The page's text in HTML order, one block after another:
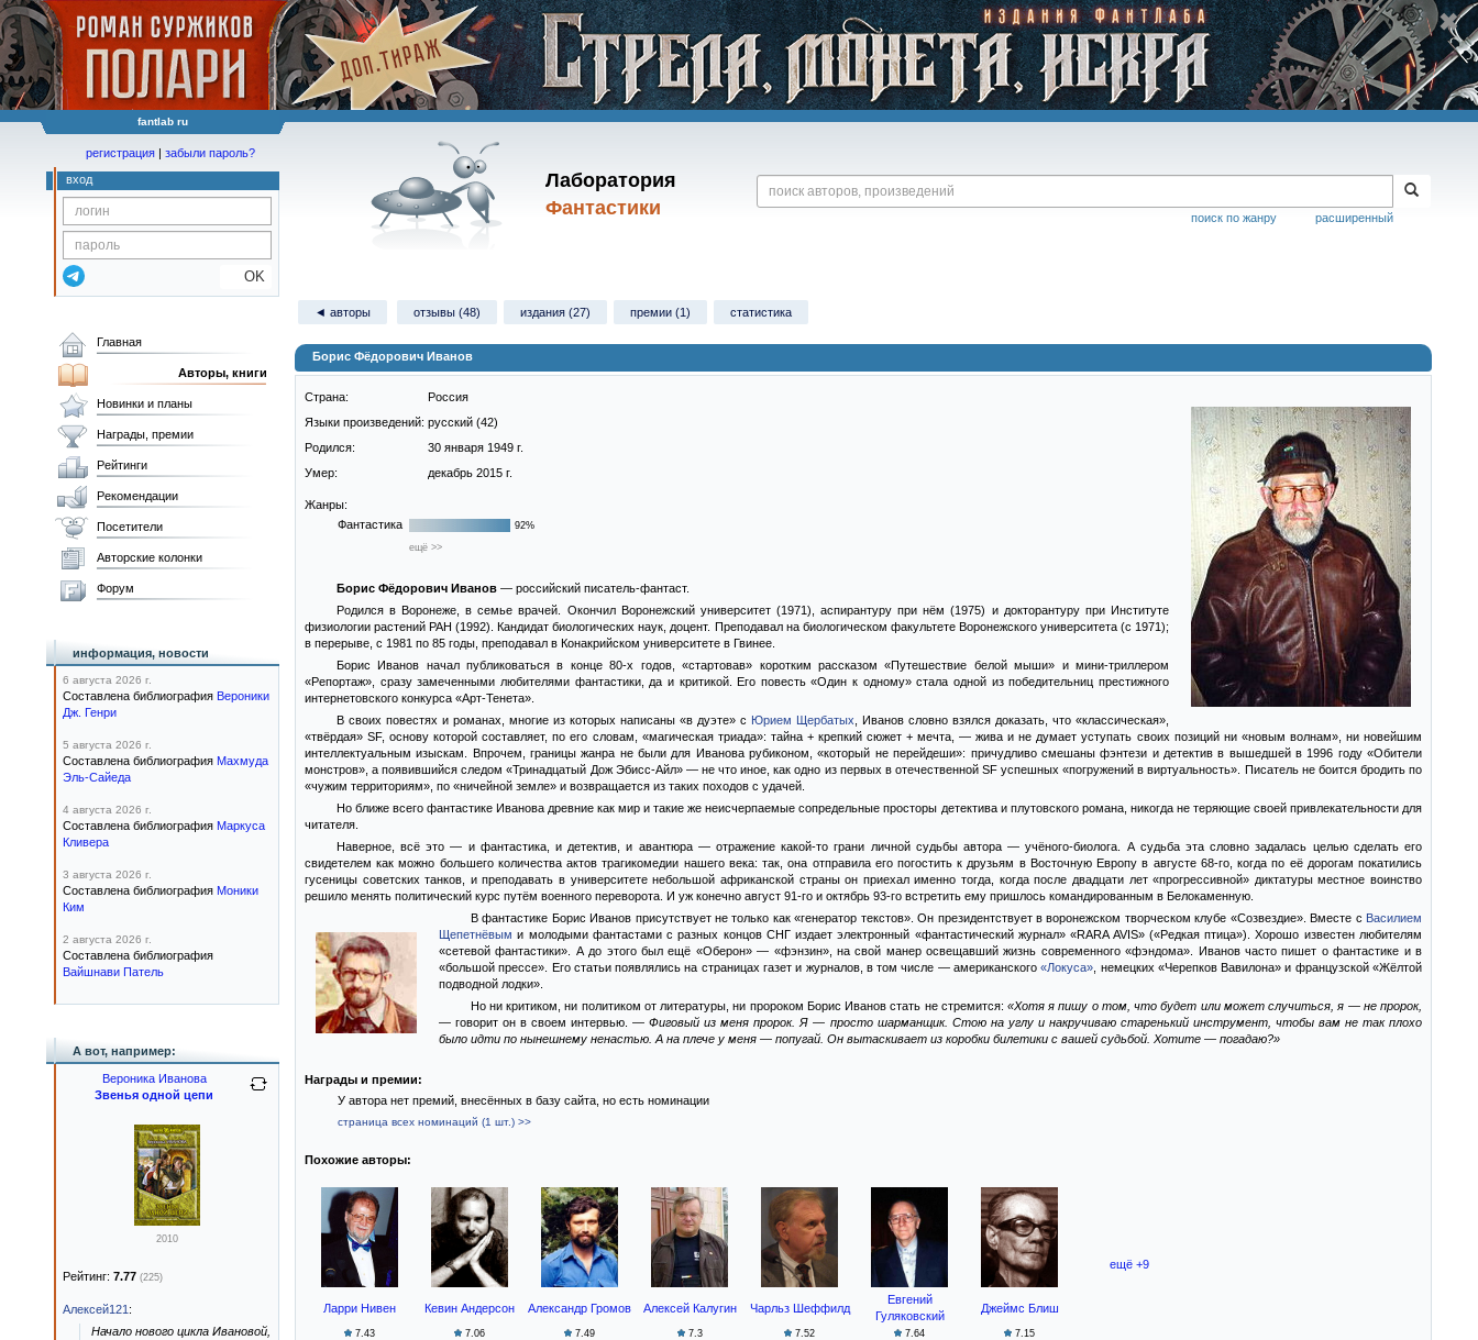
fantlab ru
Лаборатория
Фантастики
расширенный
поиск по жанру
регистрация | забыли пароль?
вход
OK
◄ авторы отзывы (48) издания (27) премии (1) статистика
Борис Фёдорович Иванов
Страна:
Россия
Языки произведений: русский (42)
Родился:
30 января 1949 г.
Умер:
декабрь 2015 г.
Жанры:
Фантастика
92%
ещё >>
Борис Фёдорович Иванов— российский писатель-фантаст.
Родился в Воронеже, в семье врачей. Окончил Воронежский университет (1971), аспирантуру при нём (1975) и докторантуру при Институте
физиологии растений РАН (1992). Кандидат биологических наук, доцент. Преподавал на биологическом факультете Воронежского университета (с 1971);
в перерыве, с 1981 по 85 годы, преподавал в Конакрийском университете в Гвинее.
Борис Иванов начал публиковаться в конце 80-х годов, «стартовав» коротким рассказом «Путешествие белой мыши» и мини-триллером
«Репортаж», сразу замеченными любителями фантастики, да и критикой. Его повесть «Один к одному» стала одной из победительниц престижного
интернетовского конкурса «Арт-Тенета».
В своих повестях и романах, многие из которых написаны «в дуэте» с Юрием Щербатых , Иванов словно взялся доказать, что «классическая»,
«твёрдая» SF, основу которой составляет, по его словам, «магическая триада»: тайна + крепкий сюжет + мечта, — жива и не думает уступать своих позиций ни «новым волнам», ни новейшим
интеллектуальным изыскам. Впрочем, границы жанра не были для Иванова рубиконом, «который не перейдеши»: причудливо смешаны фэнтези и детектив в вышедшей в 1996 году «Обители
монстров», а появившийся следом «Тринадцатый Дож Эбисс-Айл» — не что иное, как одно из первых в отечественной SF успешных «погружений в виртуальность». Писатель не боится бродить по
«чужим территориям», по «ничейной земле» и возвращается из таких походов с удачей.
Но ближе всего фантастике Иванова древние как мир и такие же неисчерпаемые сопредельные просторы детектива и плутовского романа, никогда не теряющие своей привлекательности для
читателя.
Наверное, всё это — и фантастика, и детектив, и авантюра — отражение какой-то грани личной судьбы автора — учёного-биолога. А судьба эта словно задалась целью сделать его
свидетелем как можно большего количества актов трагикомедии нашего века: так, она отправила его погостить к друзьям в Восточную Европу в августе 68-го, когда по её дорогам покатились
гусеницы советских танков, и преподавать в университете небольшой африканской страны он приехал именно тогда, когда после двадцати лет «прогрессивной» диктатуры местное воинство
решило менять политический курс путём военного переворота. И уж конечно август 91-го и октябрь 93-го встретить ему пришлось командированным в Белокаменную.
В фантастике Борис Иванов присутствует не только как «генератор текстов». Он президентствует в воронежском творческом клубе «Созвездие». Вместе с Василием
Щепетнёвым и молодыми фантастами с разных концов СНГ издает электронный «фантастический журнал» «RARA AVIS» («Редкая птица»). Хорошо известен любителям
«сетевой фантастики». А до этого был ещё «Оберон» — «фэнзин», на свой манер освещавший жизнь современного «фэндома». Иванов часто пишет о фантастике и в
«большой прессе». Его статьи появлялись на страницах газет и журналов, в том числе — американского«Локуса» , немецких «Черепков Вавилона» и французской «Жёлтой
подводной лодки».
Но ни критиком, ни политиком от литературы, ни пророком Борис Иванов стать не стремится:«Хотя я пишу о том, что будет или может случиться, я — не пророк,
— говорит он в своем интервью. —Фиговый из меня пророк. Я — просто шарманщик. Стою на углу и накручиваю старенький инструмент, чтобы вам не так плохо
было идти по нынешнему ненастью. А на плече у меня — попугай. Он вытаскивает из коробки билетики с вашей судьбой. Хотите — погадаю?»
Награды и премии:
У автора нет премий, внесённых в базу сайта, но есть номинации
страница всех номинаций (1 шт.) >>
Похожие авторы:
Ларри Нивен
7.43
Кевин Андерсон
7.06
Александр Громов
7.49
Алексей Калугин
7.3
Чарльз Шеффилд
7.52
Евгений
Гуляковский
7.64
Джеймс Блиш
7.15
ещё +9
Главная
Авторы, книги
Новинки и планы
Награды, премии
Рейтинги
Рекомендации
Посетители
Авторские колонки
Форум
информация, новости
6 августа 2026 г.
Составлена библиография Вероники
Дж. Генри
5 августа 2026 г.
Составлена библиография Махмуда
Эль-Сайеда
4 августа 2026 г.
Составлена библиография Маркуса
Кливера
3 августа 2026 г.
Составлена библиография Моники
Ким
2 августа 2026 г.
Составлена библиография
Вайшнави Патель
А вот, например:
Вероника Иванова
Звенья одной цепи
2010
Рейтинг: 7.77 (225)
Алексей121 :
Начало нового цикла Ивановой,